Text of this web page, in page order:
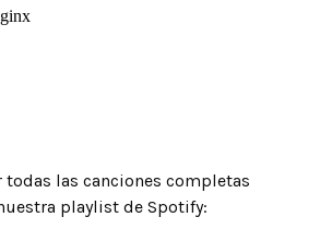
todas las canciones completas
playlist de Spotify: